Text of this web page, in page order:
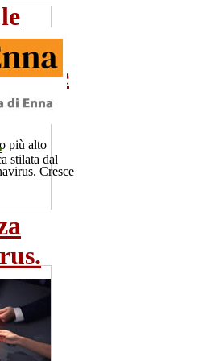
più alto
stilata dal
sindaco,